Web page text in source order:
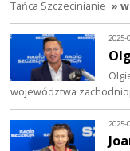
Tańca Szczecinianie »
2025-
województwa
2025-